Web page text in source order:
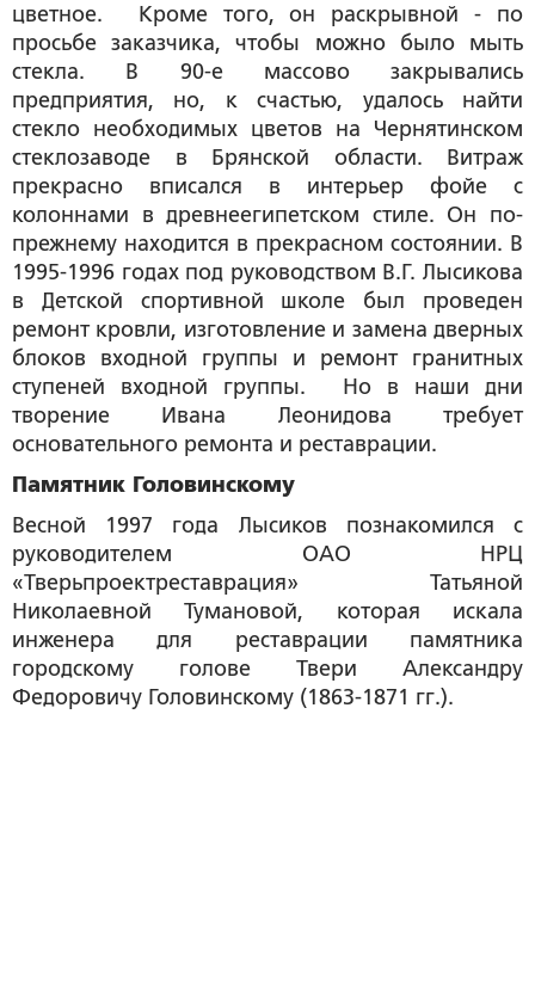
цветное. Кроме того, он раскрывной - по
просьбе заказчика, чтобы можно было мыть
стекла. В 90-е массово закрывались
предприятия, но, к счастью, удалось найти
стекло необходимых цветов на Чернятинском
стеклозаводе в Брянской области. Витраж
прекрасно вписался в интерьер фойе с
колоннами в древнеегипетском стиле. Он по-
прежнему находится в прекрасном состоянии. В
1995-1996 годах под руководством В.Г. Лысикова
в Детской спортивной школе был проведен
ремонт кровли, изготовление и замена дверных
блоков входной группы и ремонт гранитных
ступеней входной группы. Но в наши дни
творение Ивана Леонидова требует
основательного ремонта и реставрации.
Памятник Головинскому
Весной 1997 года Лысиков познакомился с
руководителем ОАО НРЦ
«Тверьпроектреставрация» Татьяной
Николаевной Тумановой, которая искала
инженера для реставрации памятника
городскому голове Твери Александру
Федоровичу Головинскому (1863-1871 гг.).